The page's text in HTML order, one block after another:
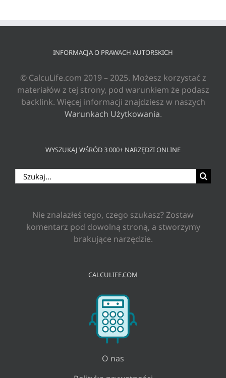
INFORMACJA O PRAWACH AUTORSKICH
© CalcuLife.com 2019 – 2025. Możesz korzystać z
materiałów z tej strony, pod warunkiem że podasz
backlink. Więcej informacji znajdziesz w naszych
Warunkach Użytkowania.
WYSZUKAJ WŚRÓD 3 000+ NARZĘDZI ONLINE
Szukaj
Nie znalazłeś tego, czego szukasz? Zostaw
komentarz pod dowolną stroną, a stworzymy
brakujące narzędzie.
CALCULIFE.COM
O nas